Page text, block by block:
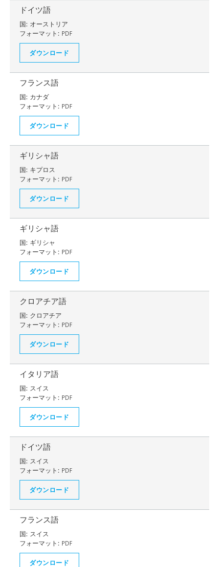
ドイツ語
国: オーストリア
フォーマット: PDF
ダウンロード
フランス語
国: カナダ
フォーマット: PDF
ダウンロード
ギリシャ語
国: キプロス
フォーマット: PDF
ダウンロード
ギリシャ語
国: ギリシャ
フォーマット: PDF
ダウンロード
クロアチア語
国: クロアチア
フォーマット: PDF
ダウンロード
イタリア語
国: スイス
フォーマット: PDF
ダウンロード
ドイツ語
国: スイス
フォーマット: PDF
ダウンロード
フランス語
国: スイス
フォーマット: PDF
ダウンロード